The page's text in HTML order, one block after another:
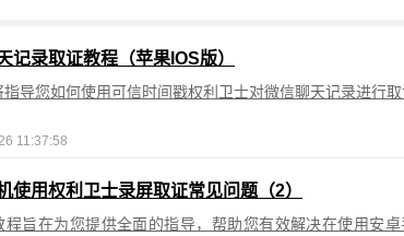
记录取证教程（苹果IOS版）
指导您如何使用可信时间戳权利卫士对微信聊天记录进行
11:37:58
使用权利卫士录屏取证常见问题（2）
程旨在为您提供全面的指导，帮助您有效解决在使用安